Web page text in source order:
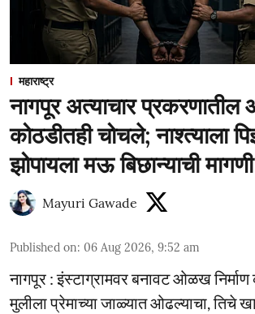
महाराष्ट्र
नागपूर अत्याचार प्रकरणातील
कोठडीतही चोचले; नाश्त्याला
झोपायला मऊ बिछान्याची मागणी
Mayuri Gawade
Published on: 06 Aug 2026, 9:52 am
नागपूर : इंस्टाग्रामवर बनावट ओळख
मुलीला प्रेमाच्या जाळ्यात ओढल्याचा, तिचे